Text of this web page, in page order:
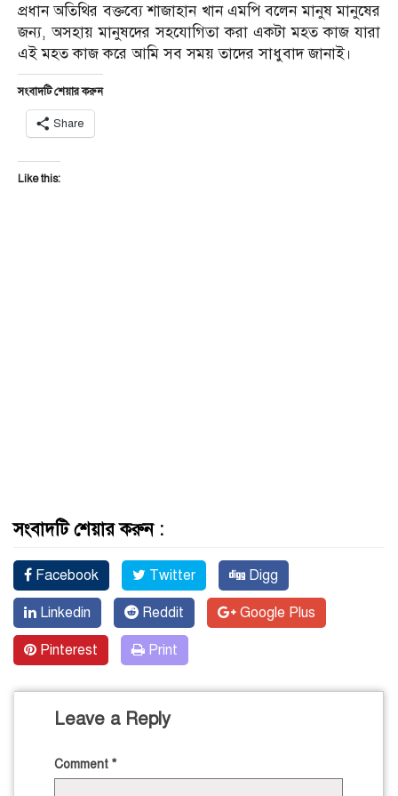
প্রধান অতিথির বক্তব্যে শাজাহান খান এমপি বলেন মানুষ মানুষের
জন্য, অসহায় মানুষদের সহযোগিতা করা একটা মহত কাজ যারা
এই মহত কাজ করে আমি সব সময় তাদের সাধুবাদ জানাই।
সংবাদটি শেয়ার করুন
Share
Like this:
সংবাদটি শেয়ার করুন :
Facebook Twitter Digg
Linkedin Reddit Google Plus
Pinterest Print
Leave a Reply
Comment *